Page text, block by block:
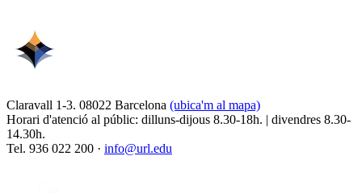
Claravall 1-3. 08022 Barcelona (ubica'm al mapa)
Horari d'atenció al públic: dilluns-dijous 8.30-18h. | divendres 8.30-
14.30h.
Tel. 936 022 200 · info@url.edu